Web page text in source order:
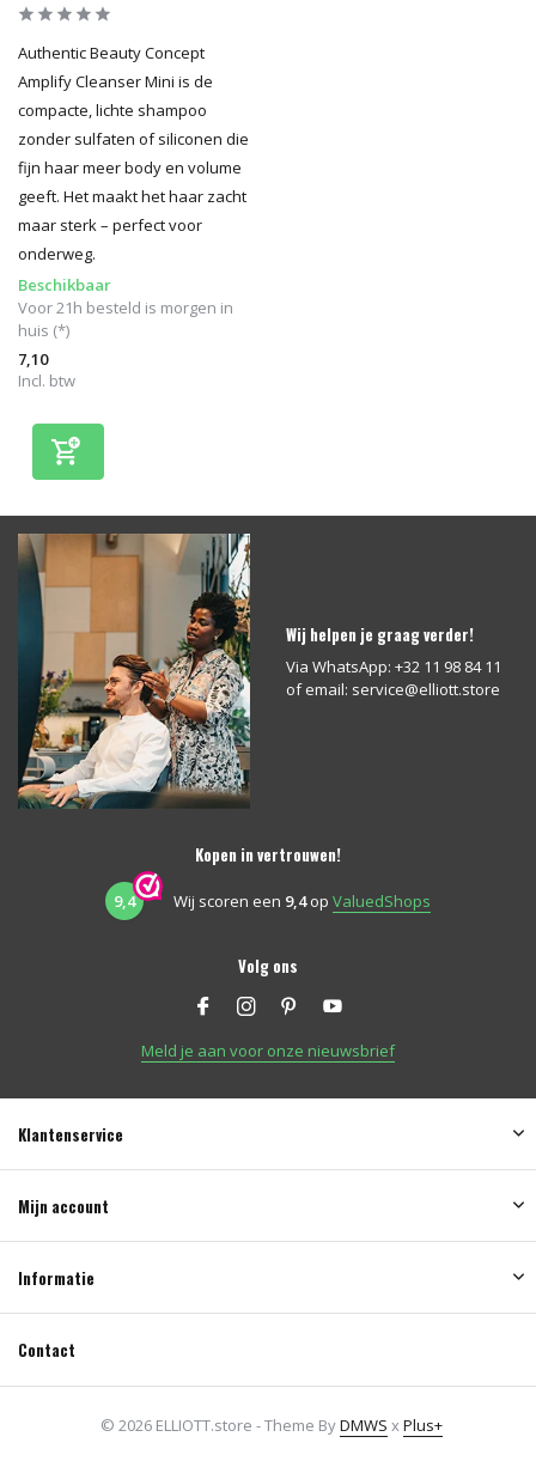
Authentic Beauty Concept
Amplify Cleanser Mini is de
compacte, lichte shampoo
zonder sulfaten of siliconen die
fijn haar meer body en volume
geeft. Het maakt het haar zacht
maar sterk – perfect voor
onderweg.
Beschikbaar
Voor 21h besteld is morgen in
huis (*)
7,10
Incl. btw
Wij helpen je graag verder!
Via WhatsApp: +32 11 98 84 11
of email: service@elliott.store
Kopen in vertrouwen!
9,4 Wij scoren een 9,4op ValuedShops
Volg ons
Meld je aan voor onze nieuwsbrief
Klantenservice
Mijn account
Informatie
Contact
© 2026 ELLIOTT.store - Theme ByDMWS xPlus+